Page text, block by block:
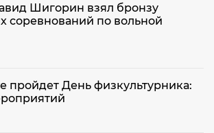
Шигорин взял бронзу
соревнований по вольной
пройдет День физкультурника: